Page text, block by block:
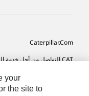
Caterpillar.com
CAT التواصل من أجل خدمة المعدات ودعم
تفضيلات التسويق الخاصة بي
خريطة الموقع
your
the site to